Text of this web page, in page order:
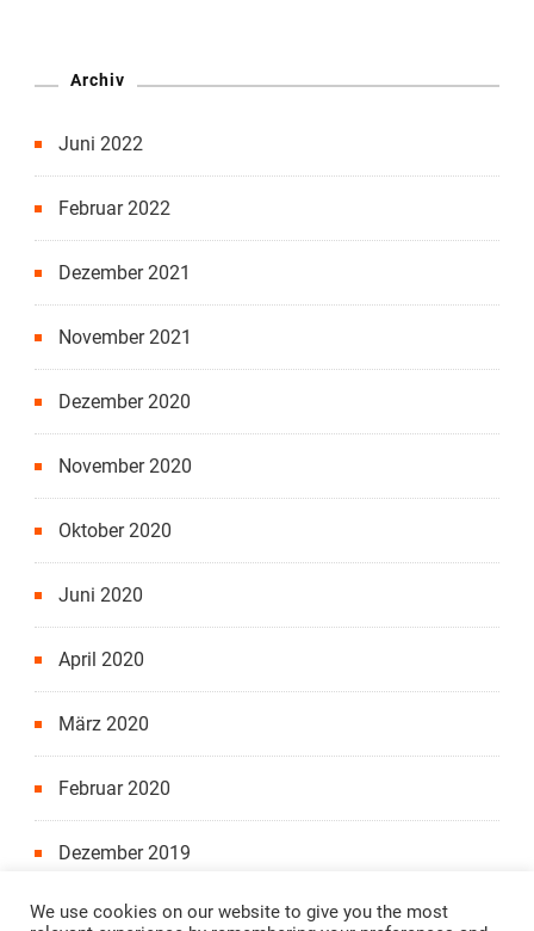
Archiv
Juni 2022
Februar 2022
Dezember 2021
November 2021
Dezember 2020
November 2020
Oktober 2020
Juni 2020
April 2020
März 2020
Februar 2020
Dezember 2019
We use cookies on our website to give you the most